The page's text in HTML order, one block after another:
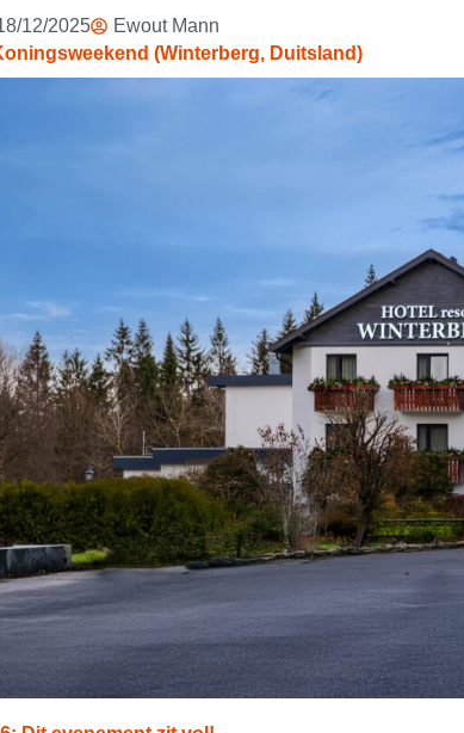
12/2025
Ewout Mann
(Winterberg, Duitsland)